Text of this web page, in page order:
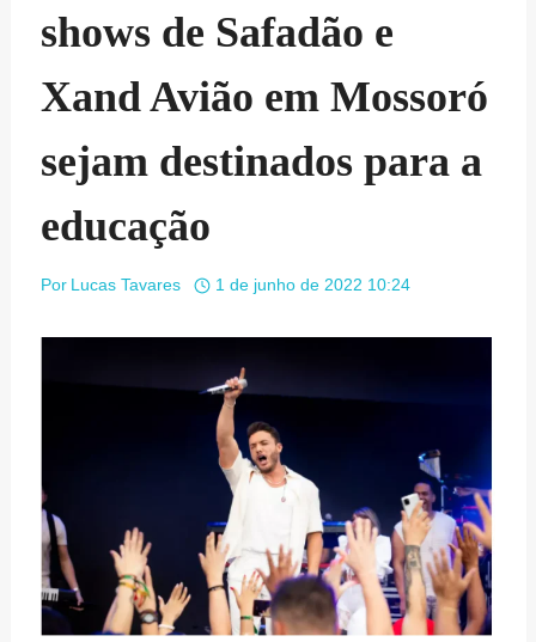
shows de Safadão e
Xand Avião em Mossoró
sejam destinados para a
educação
Por Lucas Tavares 1 de junho de 2022 10:24